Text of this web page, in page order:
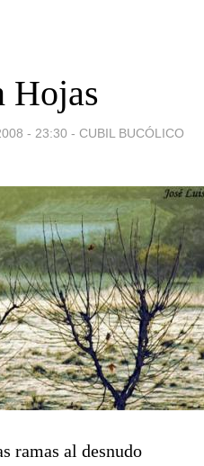
Hojas
- 23:30 - CUBIL BUCÓLICO
ramas al desnudo